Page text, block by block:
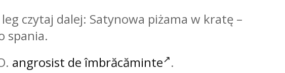
leg czytaj dalej: Satynowa piżama w kratę –
spania.
angrosist de îmbrăcăminte .